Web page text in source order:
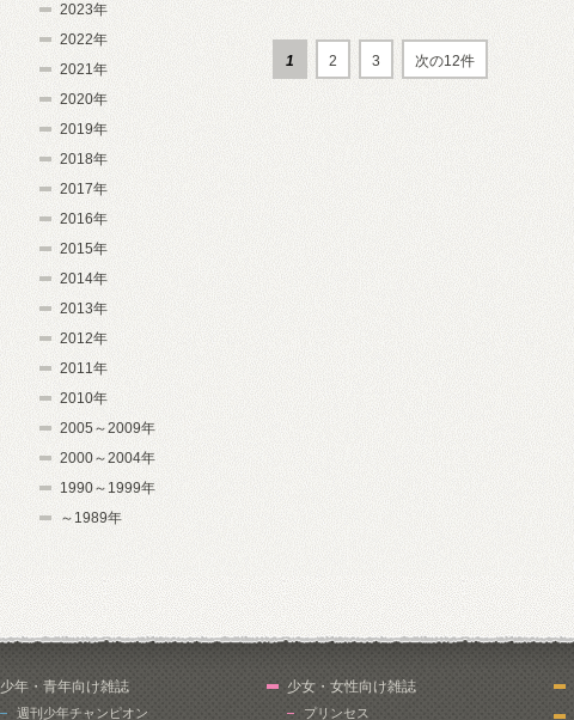
1 2 3 次の12件
2023年
2022年
2021年
2020年
2019年
2018年
2017年
2016年
2015年
2014年
2013年
2012年
2011年
2010年
2005～2009年
2000～2004年
1990～1999年
～1989年
少年・青年向け雑誌
週刊少年チャンピオン
少女・女性向け雑誌
プリンセス